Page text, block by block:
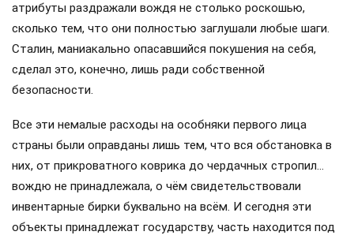
атрибуты раздражали вождя не столько роскошью,
сколько тем, что они полностью заглушали любые шаги.
Сталин, маниакально опасавшийся покушения на себя,
сделал это, конечно, лишь ради собственной
безопасности.
Все эти немалые расходы на особняки первого лица
страны были оправданы лишь тем, что вся обстановка в
них, от прикроватного коврика до чердачных стропил…
вождю не принадлежала, о чём свидетельствовали
инвентарные бирки буквально на всём. И сегодня эти
объекты принадлежат государству, часть находится под